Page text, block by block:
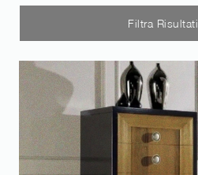
Filtra Risultati